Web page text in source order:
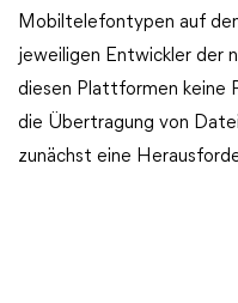
Mobiltelefontypen auf
jeweiligen Entwickler der
diesen Plattformen keine
die Übertragung von
zunächst eine